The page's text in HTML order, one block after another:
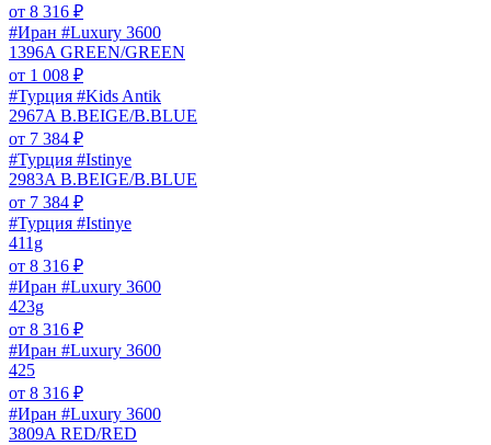
от 8 316 ₽
#Иран #Luxury 3600
1396A GREEN/GREEN
от 1 008 ₽
#Турция #Kids Antik
2967A B.BEIGE/B.BLUE
от 7 384 ₽
#Турция #Istinye
2983A B.BEIGE/B.BLUE
от 7 384 ₽
#Турция #Istinye
411g
от 8 316 ₽
#Иран #Luxury 3600
423g
от 8 316 ₽
#Иран #Luxury 3600
425
от 8 316 ₽
#Иран #Luxury 3600
3809A RED/RED